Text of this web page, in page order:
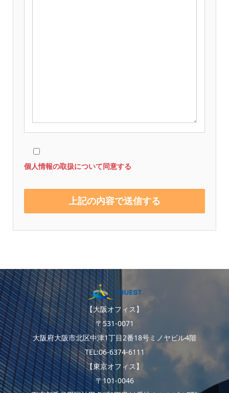
個人情報の取扱について同意する
【大阪オフィス】
〒531-0071
大阪府大阪市北区中津1丁目2番18号ミノヤビル4階
TEL:06-6374-6111
【東京オフィス】
〒101-0046